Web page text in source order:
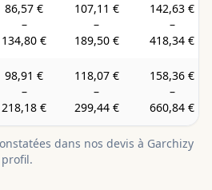
86,57 €
–
134,80 €
107,11 €
–
189,50 €
142,63 €
–
418,34 €
98,91 €
–
218,18 €
118,07 €
–
299,44 €
158,36 €
–
660,84 €
dans nos devis à Garchizy